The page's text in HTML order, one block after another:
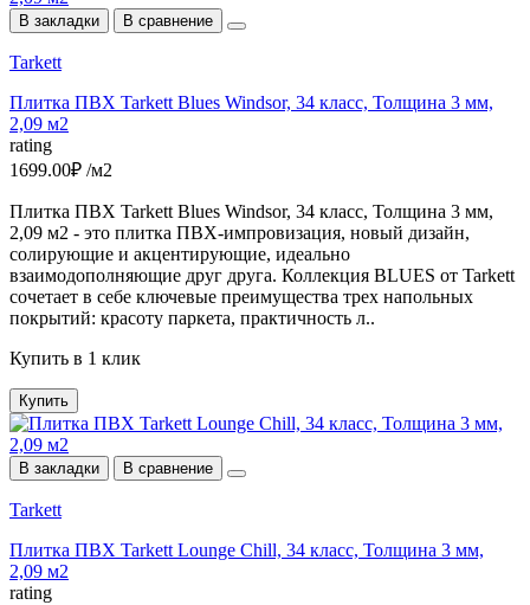
В закладки В сравнение
Tarkett
Плитка ПВХ Tarkett Blues Windsor, 34 класс, Толщина 3 мм,
2,09 м2
rating
1699.00₽ /м2
Плитка ПВХ Tarkett Blues Windsor, 34 класс, Толщина 3 мм,
2,09 м2 - это плитка ПВХ-импровизация, новый дизайн,
солирующие и акцентирующие, идеально
взаимодополняющие друг друга. Коллекция BLUES от Tarkett
сочетает в себе ключевые преимущества трех напольных
покрытий: красоту паркета, практичность л..
Купить в 1 клик
Купить
В закладки В сравнение
Tarkett
Плитка ПВХ Tarkett Lounge Chill, 34 класс, Толщина 3 мм,
2,09 м2
rating